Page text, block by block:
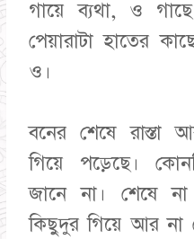
গায়ে ব্যথা, ও
পেয়ারাটা হাতের
ও।
বনের শেষে রাস্তা
গিয়ে পড়েছে।
জানে না। শেষে
কিছুদুর গিয়ে আর না